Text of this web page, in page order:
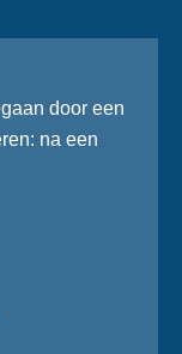
door een
na een